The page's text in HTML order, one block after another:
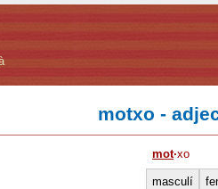
motxo -
mot·xo
masculí